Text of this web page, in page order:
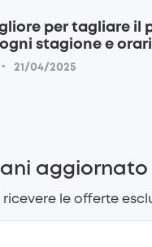
per tagliare il
stagione e
· 21/04/2025
aggiornato
ricevere le offerte